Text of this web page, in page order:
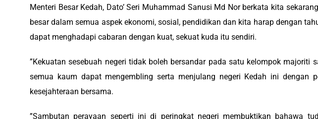
Menteri Besar Kedah, Dato’ Seri Muhammad Sanusi Md Nor berkata kita
besar dalam semua aspek ekonomi, sosial, pendidikan dan kita harap dengan
dapat menghadapi cabaran dengan kuat, sekuat kuda itu sendiri.
‎”Kekuatan sesebuah negeri tidak boleh bersandar pada satu kelompok majoriti
semua kaum dapat mengembling serta menjulang negeri Kedah ini dengan
kesejahteraan bersama.
‎”Sambutan perayaan seperti ini di peringkat negeri membuktikan bahawa